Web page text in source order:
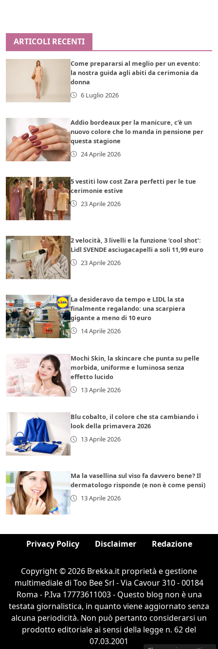
ARTICOLI RECENTI
Come prepararsi al meglio per un evento:
la nostra guida agli abiti da cerimonia da
donna
6 Luglio 2026
Addio bordeaux per la manicure, c’è un
nuovo colore che lo manda in pensione per
questa stagione
24 Aprile 2026
5 vestiti low cost Zara perfetti per le tue
cerimonie estive
23 Aprile 2026
2 velocità, 3 livelli e la funzione ‘cool shot’:
Lidl SVENDE asciugacapelli a soli 11,99 euro
23 Aprile 2026
La desideravo da tempo e LIDL la sta
finalmente regalando: una scarpiera
gigante a meno di 10 euro
14 Aprile 2026
Mochi Skin, la skincare che punta su pelle
morbida, uniforme e luminosa senza
effetto lucido
13 Aprile 2026
Blu cobalto, il colore che sta cambiando i
look della primavera 2026
13 Aprile 2026
Ma la vasellina sul viso fa davvero bene? Il
dermatologo risponde (e non è come pensi)
13 Aprile 2026
Privacy Policy Disclaimer Redazione
Copyright © 2026 Brekka.it proprietà e gestione
multimediale di Too Bee Srl - Via Cavour 310 - 00184
Roma - P.Iva 17773611003 - Questo blog non è una
testata giornalistica, in quanto viene aggiornato senza
alcuna periodicità. Non può pertanto considerarsi un
prodotto editoriale ai sensi della legge n. 62 del
07.03.2001